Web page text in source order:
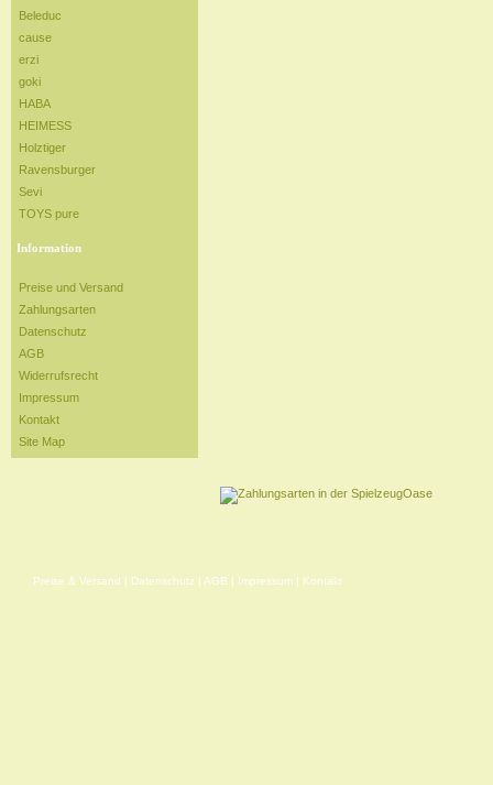
Beleduc
cause
erzi
goki
HABA
HEIMESS
Holztiger
Ravensburger
Sevi
TOYS pure
Information
Preise und Versand
Zahlungsarten
Datenschutz
AGB
Widerrufsrecht
Impressum
Kontakt
Site Map
Preise & Versand | Datenschutz | AGB | Impressum | Kontakt